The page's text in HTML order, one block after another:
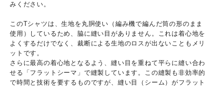
みください。
このTシャツは、生地を丸胴使い（編み機で編んだ筒の形のまま
使用）しているため、脇に縫い目がありません。これは着心地を
よくするだけでなく、裁断による生地のロスが出ないこともメリ
ットです。
さらに最高の着心地となるよう、縫い目を重ねて平らに縫い合わ
せる「フラットシーマ」で縫製しています。この縫製も非効率的
で時間と技術を要するものですが、縫い目（シーム）がフラット